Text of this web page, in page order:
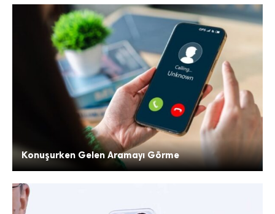
Konuşurken Gelen Aramayı Görme